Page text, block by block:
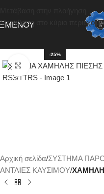
Μετάβαση στο κύριο
ΜΕΝΟΎ
-25%
Κάντε κλικ για
Αρχική σελίδα ΣΥΣΤΗΜΑ
ΑΝΤΛΙΕΣ ΚΑΥΣΙΜΟΥ